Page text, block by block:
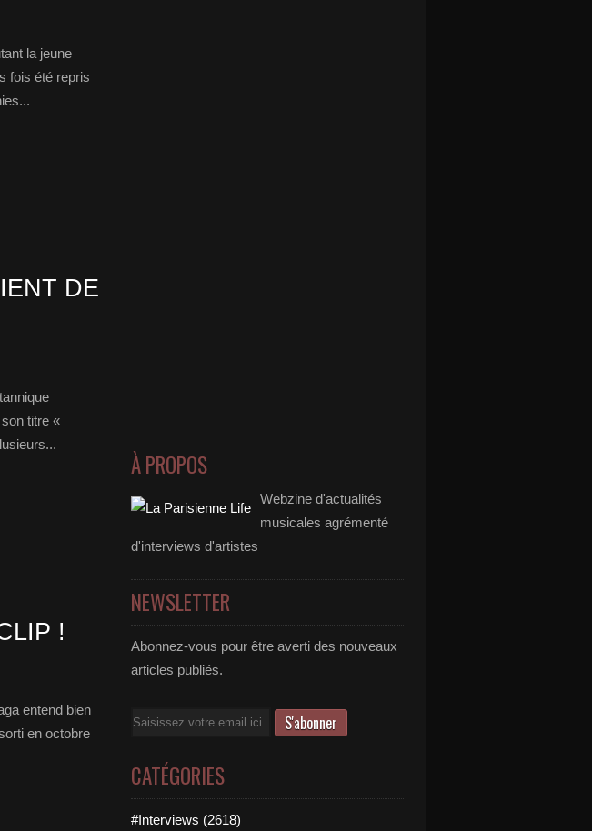
la jeune
fois été repris
DE
titre «
!
entend bien
en octobre
À PROPOS
Webzine d'actualités
musicales agrémenté
d'interviews d'artistes
NEWSLETTER
Abonnez-vous pour être averti des nouveaux
articles publiés.
Email
CATÉGORIES
#Interviews (2618)